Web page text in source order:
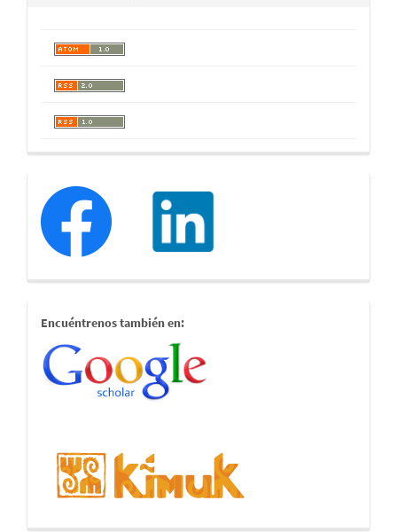
redessociales
estamostambien
Encuéntrenos también en: